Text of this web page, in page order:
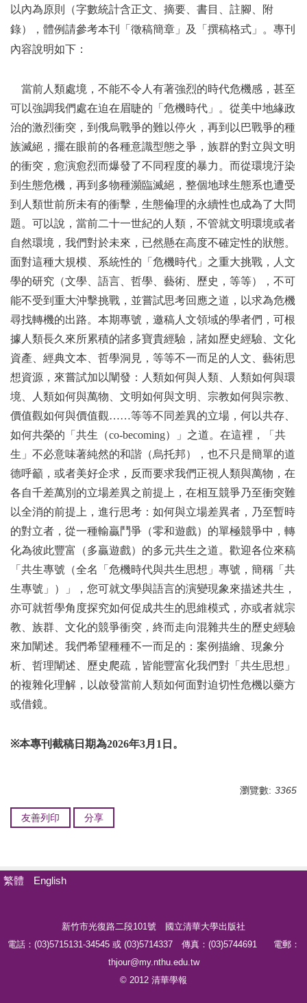
以內為原則（字數統計含正文、摘要、書目、註腳、附
錄），體例請參考本刊「徵稿簡章」及「撰稿格式」。專刊
內容說明如下：
當前人類處境，不能不令人有著強烈的時代危機感，甚至
可以強調我們處在迫在眉睫的「危機時代」。從美中地緣政
治的激烈衝突，到俄烏戰爭的難以停火，再到以巴戰爭的種
族滅絕，擺在眼前的各種意識型態之爭，族群的對立與文明
的衝突，愈演愈烈而爆發了不同程度的暴力。而從環境汙染
到生態危機，再到多物種瀕臨滅絕，整個地球生態系也遭受
到人類世前所未有的衝擊，生態倫理的永續性也成為了大問
題。可以說，當前二十一世紀的人類，不管就文明環境或者
自然環境，我們對於未來，已然懸在高度不確定性的狀態。
面對這種大規模、系統性的「危機時代」之重大挑戰，人文
學的研究（文學、語言、哲學、藝術、歷史，等等），不可
能不受到重大沖擊挑戰，並嘗試思考回應之道，以求為危機
尋找轉機的出路。本期專號，邀稿人文領域的學者們，可根
據人類長久來所累積的諸多寶貴經驗，諸如歷史經驗、文化
資產、經典文本、哲學洞見，等等不一而足的人文、藝術思
想資源，來嘗試加以闡發：人類如何與人類、人類如何與環
境、人類如何與萬物、文明如何與文明、宗教如何與宗教、
價值觀如何與價值觀……等等不同差異的立場，何以共存、
如何共榮的「共生（co-becoming）」之道。在這裡，「共
生」不必意味著純然的和諧（烏托邦），也不只是簡單的道
德呼籲，或者美好企求，反而要求我們正視人類與萬物，在
各自千差萬別的立場差異之前提上，在相互競爭乃至衝突難
以全消的前提上，進行思考：如何與立場差異者，乃至暫時
的對立者，從一種輸贏鬥爭（零和遊戲）的單極競爭中，轉
化為彼此豐富（多贏遊戲）的多元共生之道。歡迎各位來稿
「共生專號（全名「危機時代與共生思想」專號，簡稱「共
生專號」）」，您可就文學與語言的演變現象來描述共生，
亦可就哲學角度探究如何促成共生的思維模式，亦或者就宗
教、族群、文化的競爭衝突，終而走向混雜共生的歷史經驗
來加闡述。我們希望種種不一而足的：案例描繪、現象分
析、哲理闡述、歷史爬疏，皆能豐富化我們對「共生思想」
的複雜化理解，以啟發當前人類如何面對迫切性危機以藥方
或借鏡。
※本專刊截稿日期為2026年3月 1 日。
瀏覽數: 3365
友善列印 分享
繁體 English
新竹市光復路二段101號 國立清華大學出版社
電話：(03)5715131-34545 或 (03)5714337 傳真：(03)5744691 電郵：
thjour@my.nthu.edu.tw
© 2012 清華學報